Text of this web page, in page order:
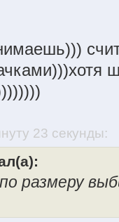
23 секунды:
размеру